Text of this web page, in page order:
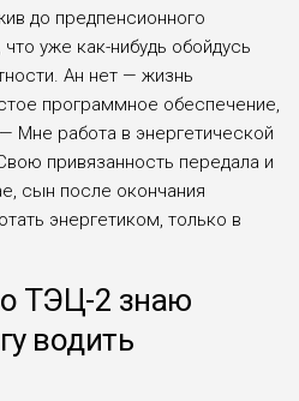
до предпенсионного
уже как-нибудь обойдусь
Ан нет — жизнь
программное обеспечение,
Мне работа в энергетической
привязанность передала и
сын после окончания
энергетиком, только в
ТЭЦ-2 знаю
водить